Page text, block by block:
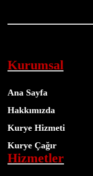
Kurumsal
Ana Sayfa
Hakkımızda
Kurye Hizmeti
Kurye Çağır
Hizmetler